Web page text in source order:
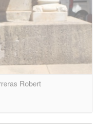
Robert